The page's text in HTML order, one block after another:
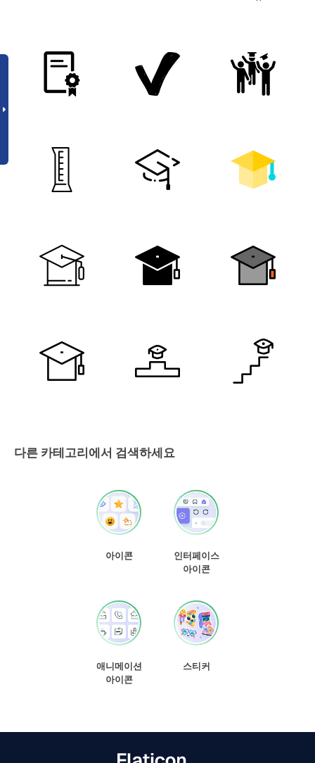
다른 카테고리에서 검색하세요
아이콘
인터페이스
아이콘
애니메이션
아이콘
스티커